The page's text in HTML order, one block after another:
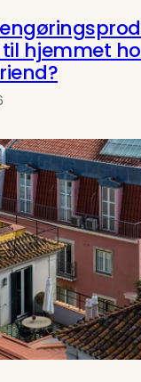
hjemmet